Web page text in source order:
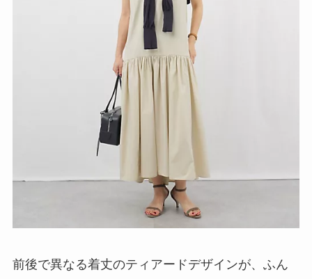
前後で異なる着丈のティアードデザインが、ふん